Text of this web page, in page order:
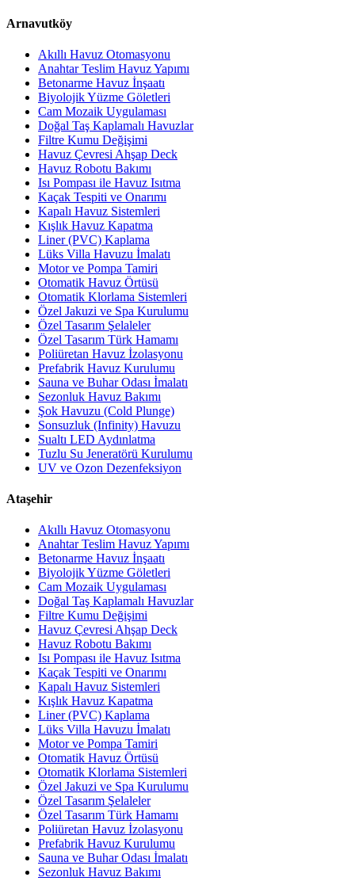
Arnavutköy
Akıllı Havuz Otomasyonu
Anahtar Teslim Havuz Yapımı
Betonarme Havuz İnşaatı
Biyolojik Yüzme Göletleri
Cam Mozaik Uygulaması
Doğal Taş Kaplamalı Havuzlar
Filtre Kumu Değişimi
Havuz Çevresi Ahşap Deck
Havuz Robotu Bakımı
Isı Pompası ile Havuz Isıtma
Kaçak Tespiti ve Onarımı
Kapalı Havuz Sistemleri
Kışlık Havuz Kapatma
Liner (PVC) Kaplama
Lüks Villa Havuzu İmalatı
Motor ve Pompa Tamiri
Otomatik Havuz Örtüsü
Otomatik Klorlama Sistemleri
Özel Jakuzi ve Spa Kurulumu
Özel Tasarım Şelaleler
Özel Tasarım Türk Hamamı
Poliüretan Havuz İzolasyonu
Prefabrik Havuz Kurulumu
Sauna ve Buhar Odası İmalatı
Sezonluk Havuz Bakımı
Şok Havuzu (Cold Plunge)
Sonsuzluk (Infinity) Havuzu
Sualtı LED Aydınlatma
Tuzlu Su Jeneratörü Kurulumu
UV ve Ozon Dezenfeksiyon
Ataşehir
Akıllı Havuz Otomasyonu
Anahtar Teslim Havuz Yapımı
Betonarme Havuz İnşaatı
Biyolojik Yüzme Göletleri
Cam Mozaik Uygulaması
Doğal Taş Kaplamalı Havuzlar
Filtre Kumu Değişimi
Havuz Çevresi Ahşap Deck
Havuz Robotu Bakımı
Isı Pompası ile Havuz Isıtma
Kaçak Tespiti ve Onarımı
Kapalı Havuz Sistemleri
Kışlık Havuz Kapatma
Liner (PVC) Kaplama
Lüks Villa Havuzu İmalatı
Motor ve Pompa Tamiri
Otomatik Havuz Örtüsü
Otomatik Klorlama Sistemleri
Özel Jakuzi ve Spa Kurulumu
Özel Tasarım Şelaleler
Özel Tasarım Türk Hamamı
Poliüretan Havuz İzolasyonu
Prefabrik Havuz Kurulumu
Sauna ve Buhar Odası İmalatı
Sezonluk Havuz Bakımı